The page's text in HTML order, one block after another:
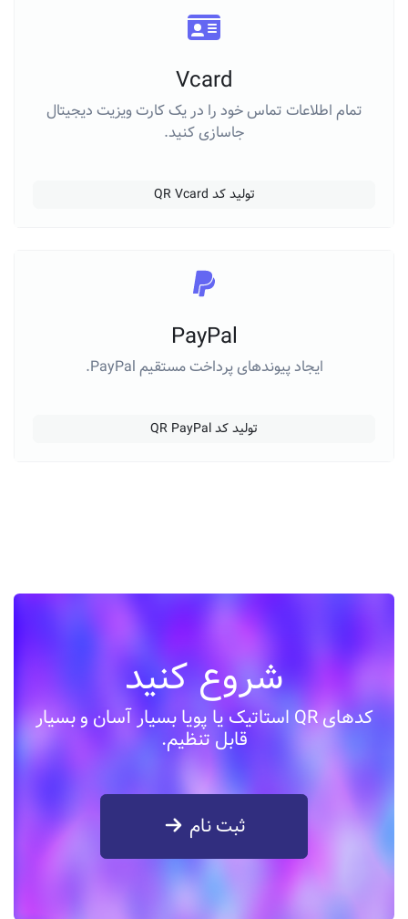
Vcard
تمام اطلاعات تماس خود را در یک کارت ویزیت دیجیتال
جاسازی کنید.
تولید کد QR Vcard
PayPal
ایجاد پیوندهای پرداخت مستقیم PayPal.
تولید کد QR PayPal
شروع کنید
کدهای QR استاتیک یا پویا بسیار آسان و بسیار
قابل تنظیم.
ثبت نام